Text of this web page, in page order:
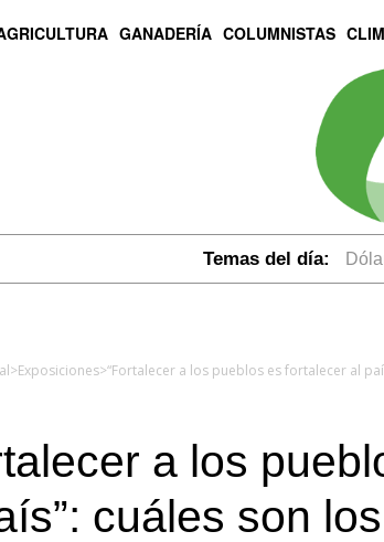
GANADERÍA COLUMNISTAS
Temas del día:
>Exposiciones>
a los
cuáles son